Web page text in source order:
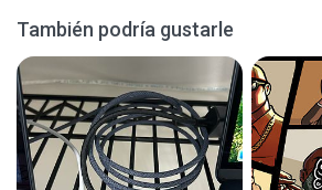
También podría gustarle